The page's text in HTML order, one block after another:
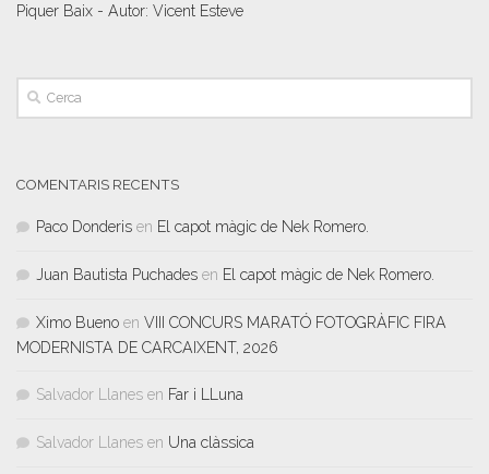
Piquer Baix - Autor: Vicent Esteve
COMENTARIS RECENTS
Paco Donderis en El capot màgic de Nek Romero.
Juan Bautista Puchades en El capot màgic de Nek Romero.
Ximo Bueno en VIII CONCURS MARATÓ FOTOGRÀFIC FIRA
MODERNISTA DE CARCAIXENT, 2026
Salvador Llanes en Far i LLuna
Salvador Llanes en Una clàssica